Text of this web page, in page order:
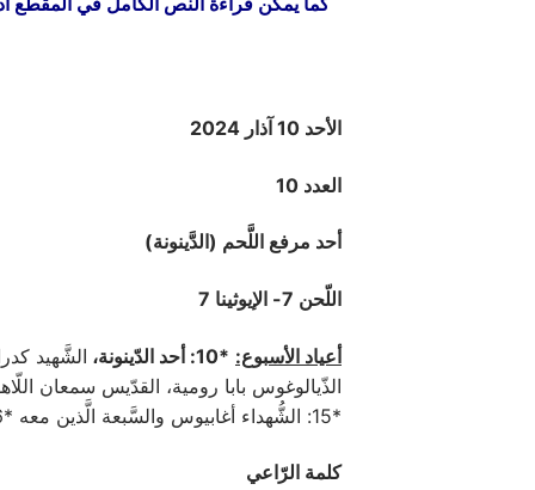
الأحد 10 آذار 2024
العدد 10
أحد مرفع اللَّحم (الدَّينونة)
اللّحن 7- الإيوثينا 7
أعياد الأسبوع: *10: أحد الدّينونة،
*15: الشُّهداء أغابيوس والسَّبعة الَّذين معه *16: تذكار جامع للآباء الأبرار، الشّهيد سابينوس المصريّ، البارّ خريستوذولس.
كلمة الرّاعي